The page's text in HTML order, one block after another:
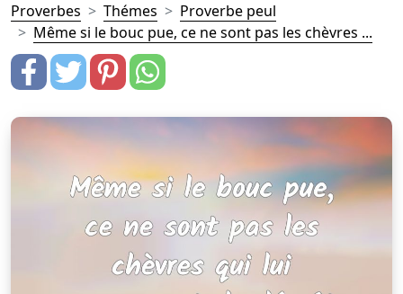
Proverbes Thémes
Proverbe peul
Même si le bouc pue, ce ne sont pas les chèvres ...